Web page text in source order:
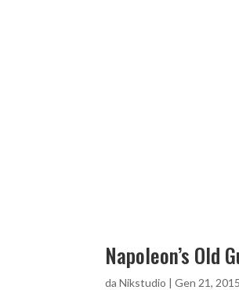
Napoleon’s Old
daNikstudio |Gen 21, 2015